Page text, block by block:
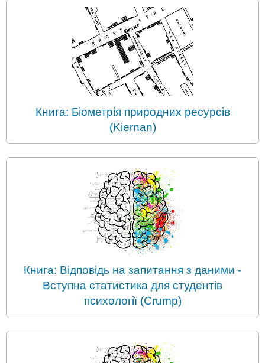
Книга: Біометрія природних ресурсів
(Kiernan)
Книга: Відповідь на запитання з даними -
Вступна статистика для студентів
психології (Crump)